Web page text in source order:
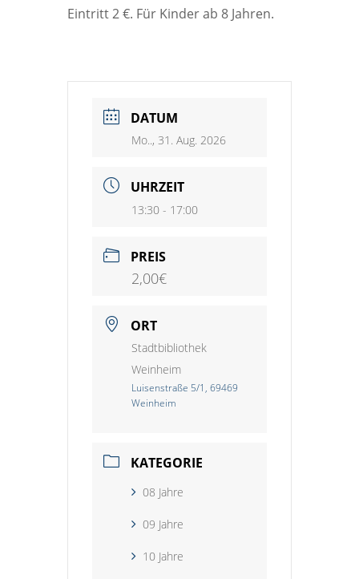
Eintritt 2 €. Für Kinder ab 8 Jahren.
DATUM
Mo.., 31. Aug. 2026
UHRZEIT
13:30 - 17:00
PREIS
2,00€
ORT
Stadtbibliothek
Weinheim
Luisenstraße 5/1, 69469
Weinheim
KATEGORIE
08 Jahre
09 Jahre
10 Jahre